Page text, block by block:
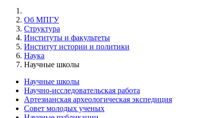
Об МПГУ
Структура
Институты и факультеты
Институт истории и политики
Наука
Научные школы
Научные школы
Научно-исследовательская работа
Артезианская археологическая экспедиция
Совет молодых ученых